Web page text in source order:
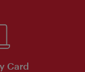
Card